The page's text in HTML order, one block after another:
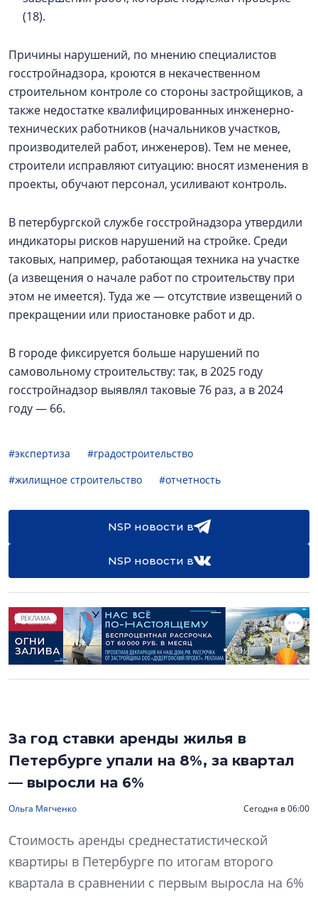
(18).
Причины нарушений, по мнению специалистов
госстройнадзора, кроются в некачественном
строительном контроле со стороны застройщиков, а
также недостатке квалифицированных инженерно-
технических работников (начальников участков,
производителей работ, инженеров). Тем не менее,
строители исправляют ситуацию: вносят изменения в
проекты, обучают персонал, усиливают контроль.
В петербургской службе госстройнадзора утвердили
индикаторы рисков нарушений на стройке. Среди
таковых, например, работающая техника на участке
(а извещения о начале работ по строительству при
этом не имеется). Туда же — отсутствие извещений о
прекращении или приостановке работ и др.
В городе фиксируется больше нарушений по
самовольному строительству: так, в 2025 году
госстройнадзор выявлял таковые 76 раз, а в 2024
году — 66.
#экспертиза
#градостроительство
#жилищное строительство
#отчетность
NSP новости в
NSP новости в
РЕКЛАМА
За год ставки аренды жилья в
Петербурге упали на 8%, за квартал
— выросли на 6%
Ольга Мягченко Сегодня в 06:00
Стоимость аренды среднестатистической
квартиры в Петербурге по итогам второго
квартала в сравнении с первым выросла на 6%